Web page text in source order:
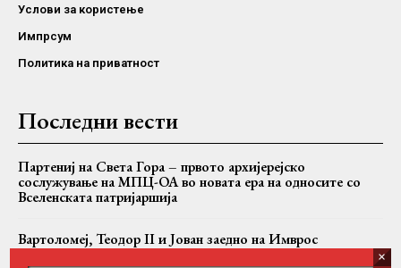
Услови за користење
Импрсум
Политика на приватност
Последни вести
Партениј на Света Гора – првото архијерејско
сослужување на МПЦ-ОА во новата ера на односите со
Вселенската патријаршија
Вартоломеј, Теодор II и Јован заедно на Имврос